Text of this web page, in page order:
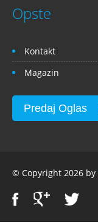
Opste
Kontakt
Magazin
Predaj Oglas
© Copyright 2026 by